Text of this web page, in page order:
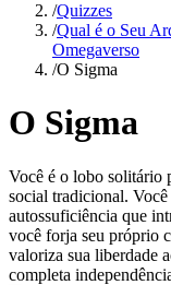
/Quizzes
/Qual é o Seu
Omegaverso
/O Sigma
O Sigma
Você é o lobo solitário
social tradicional.
autossuficiência que
você forja seu próprio
valoriza sua liberdade
completa